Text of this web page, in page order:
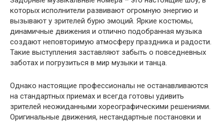
которых исполнители развивают огромную энергию и
вызывают у зрителей бурю эмоций. Яркие костюмы,
динамичные движения и отлично подобранная музыка
создают неповторимую атмосферу праздника и радости.
Такие выступления заставляют забыть о повседневных
заботах и погрузиться в мир музыки и танца.
Однако настоящие профессионалы не останавливаются
на стандартных приемах и всегда готовы удивить
зрителей неожиданными хореографическими решениями.
Оригинальные движения, нестандартные постановки и